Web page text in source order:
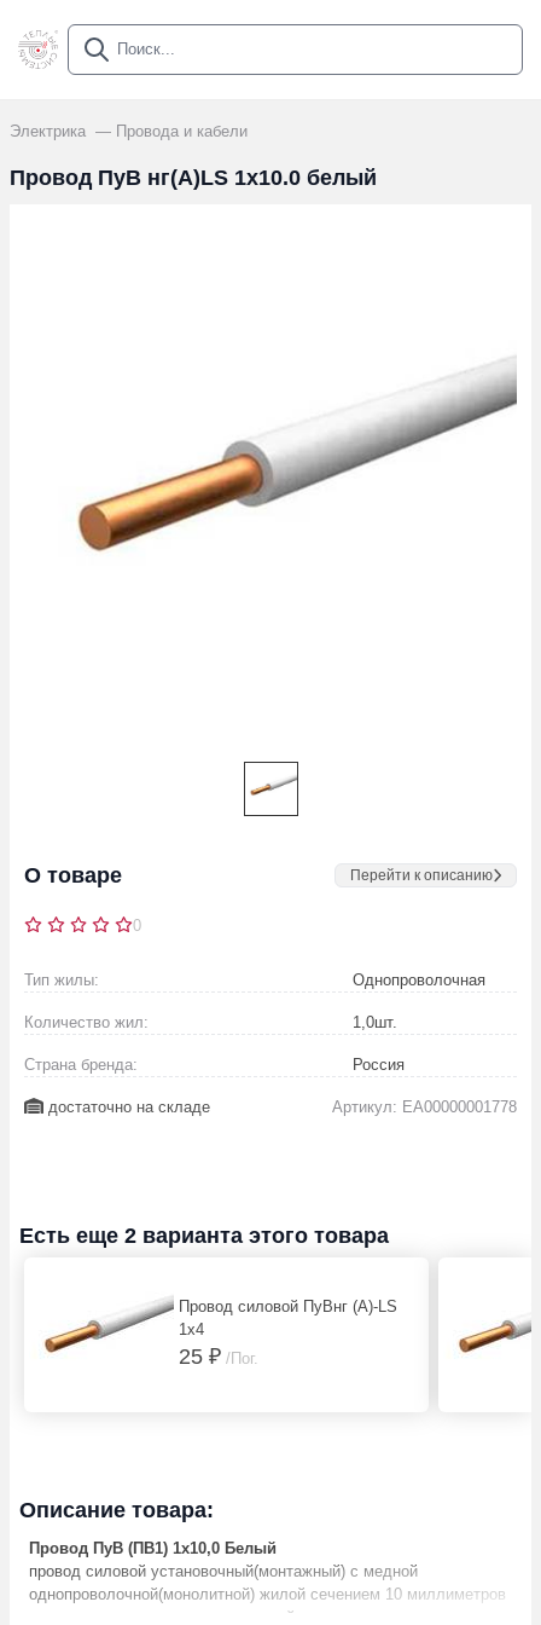
Электрика Провода и кабели
Провод ПуВ нг(А)LS 1х10.0 белый
О товаре Перейти к описанию
0
Тип жилы: Однопроволочная
Количество жил: 1,0шт.
Страна бренда: Россия
достаточно на складе Артикул: EA00000001778
Есть еще 2 варианта этого товара
Провод силовой ПуВнг (А)-LS
1х4
25 ₽ /Пог.
Описание товара:
Провод ПуВ (ПВ1) 1х10,0 Белый
провод силовой установочный(монтажный) с медной
однопроволочной(монолитной) жилой сечением 10 миллиметров
квадратных, в поливинилхлоридной изоляции различных цветов